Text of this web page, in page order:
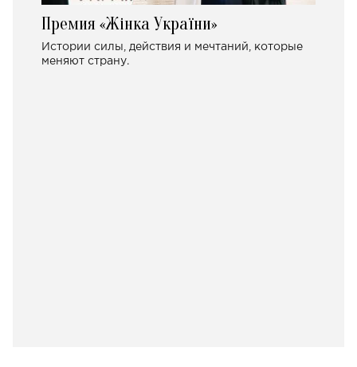
Премия «Жінка України»
Истории силы, действия и мечтаний, которые
меняют страну.